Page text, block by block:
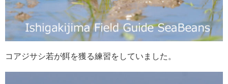
コアジサシ若が餌を獲る練習をしていました。